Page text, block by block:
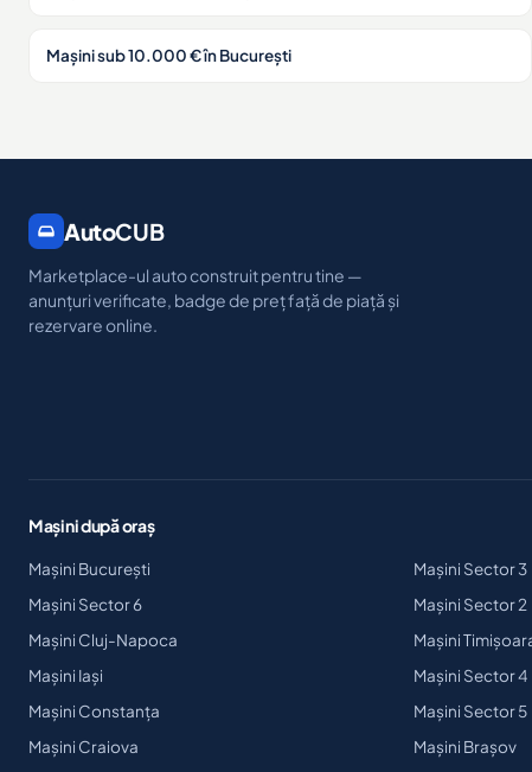
Mașini sub 10.000 € în București
AutoCUB
Marketplace-ul auto construit pentru tine —
anunțuri verificate, badge de preț față de piață și
rezervare online.
Mașini după oraș
Mașini București
Mașini Sector 3
Mașini Sector 6
Mașini Sector 2
Mașini Cluj-Napoca
Mașini
Mașini Iași
Mașini Sector 4
Mașini Constanța
Mașini Sector 5
Mașini Craiova
Mașini Brașov